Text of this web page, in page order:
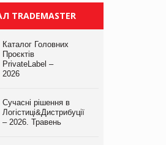
TRADEMASTER
Каталог Головних
Проєктів
PrivateLabel –
2026
Сучасні рішення в
Логістиці&Дистрибуції
– 2026. Травень